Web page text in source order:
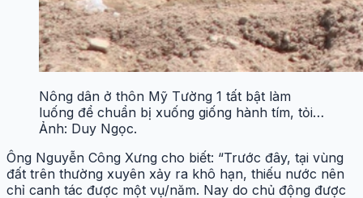
Nông dân ở thôn Mỹ Tường 1 tất bật làm
luống để chuẩn bị xuống giống hành tím, tỏi…
Ảnh: Duy Ngọc.
Ông Nguyễn Công Xưng cho biết: “Trước đây, tại vùng
đất trên thường xuyên xảy ra khô hạn, thiếu nước nên
chỉ canh tác được một vụ/năm. Nay do chủ động được